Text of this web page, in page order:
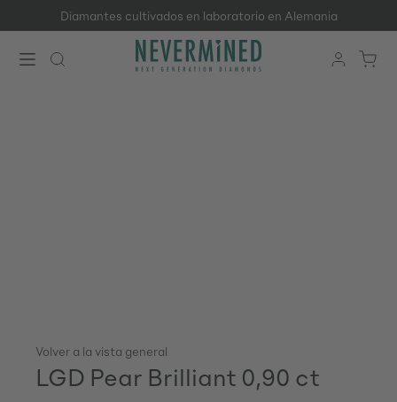
Saltar al contenido principal
Diamantes cultivados en laboratorio en Alemania
Volver a la vista general
LGD Pear Brilliant 0,90 ct